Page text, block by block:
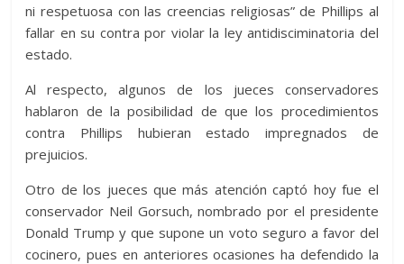
ni respetuosa con las creencias religiosas” de Phillips al
fallar en su contra por violar la ley antidisciminatoria del
estado.
Al respecto, algunos de los jueces conservadores
hablaron de la posibilidad de que los procedimientos
contra Phillips hubieran estado impregnados de
prejuicios.
Otro de los jueces que más atención captó hoy fue el
conservador Neil Gorsuch, nombrado por el presidente
Donald Trump y que supone un voto seguro a favor del
cocinero, pues en anteriores ocasiones ha defendido la